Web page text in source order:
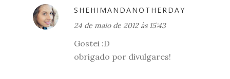
SHEHIMANDANOTHERDAY
24 de maio de 2012 às 15:43
Gostei :D
obrigado por divulgares!